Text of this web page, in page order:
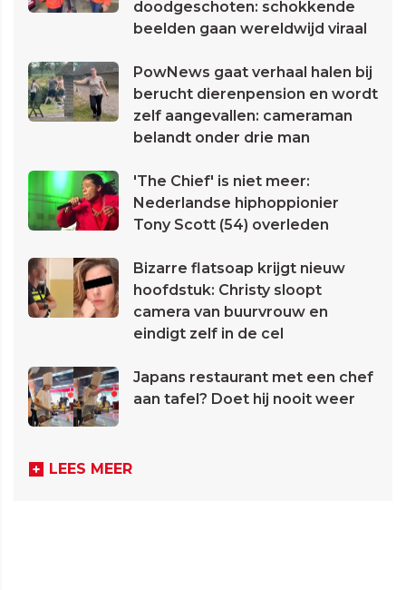
doodgeschoten: schokkende
beelden gaan wereldwijd viraal
PowNews gaat verhaal halen bij
berucht dierenpension en wordt
zelf aangevallen: cameraman
belandt onder drie man
'The Chief' is niet meer:
Nederlandse hiphoppionier
Tony Scott (54) overleden
Bizarre flatsoap krijgt nieuw
hoofdstuk: Christy sloopt
camera van buurvrouw en
eindigt zelf in de cel
Japans restaurant met een chef
aan tafel? Doet hij nooit weer
LEES MEER